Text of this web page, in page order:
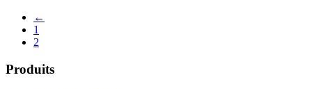
←
1
2
Produits